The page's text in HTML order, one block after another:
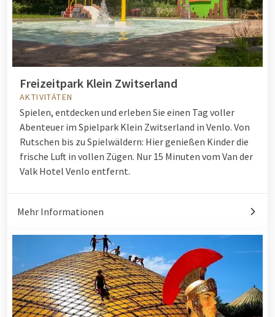
Freizeitpark Klein Zwitserland
AKTIVITÄTEN
Spielen, entdecken und erleben Sie einen Tag voller
Abenteuer im Spielpark Klein Zwitserland in Venlo. Von
Rutschen bis zu Spielwäldern: Hier genießen Kinder die
frische Luft in vollen Zügen. Nur 15 Minuten vom Van der
Valk Hotel Venlo entfernt.
Mehr Informationen